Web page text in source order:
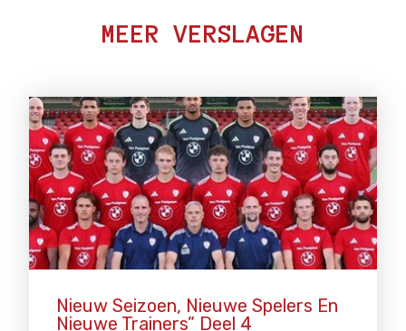
MEER VERSLAGEN
Nieuw Seizoen, Nieuwe Spelers En
Nieuwe Trainers” Deel 4